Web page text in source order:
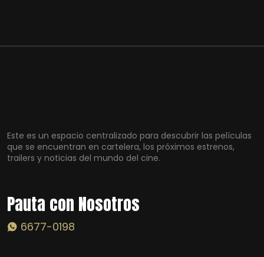
Este es un espacio centralizado para descubrir las películas
que se encuentran en cartelera, los próximos estrenos,
trailers y noticias del mundo del cine.
Pauta con Nosotros
6677-0198